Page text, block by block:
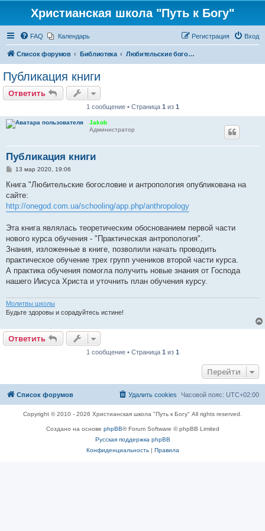
Христианская школа "Путь к Богу"
FAQ Календарь Вход
Регистрация
Список форумов Библиотека Любительские богословие и антропология
Публикация книги
Ответить
1 сообщение • Страница 1 из 1
Jakob
Администратор
Публикация книги
С
о
щ
е
н
е
13 мар 2020, 19:06
Книга "Любительские богословие и антропология опубликована на
сайте:
http://onegod.com.ua/schooling/app.php/anthropology
Эта книга являлась теоретическим обоснованием первой части
нового курса обучения - "Практическая антропология".
Знания, изложенные в книге, позволили начать проводить
практическое обучение трех групп учеников второй части курса.
А практика обучения помогла получить новые знания от Господа
нашего Иисуса Христа и уточнить план обучения курсу.
Молитвы школы
Будьте здоровы и сорадуйтесь истине!
Ответить
1 сообщение • Страница 1 из 1
Перейти
Список форумов Часовой пояс: UTC+02:00
Удалить cookies
Copyright © 2010 - 2026 Христианская школа "Путь к Богу" All rights reserved.
Создано на основе phpBB® Forum Software © phpBB Limited
Русская поддержка phpBB
Конфиденциальность| Правила